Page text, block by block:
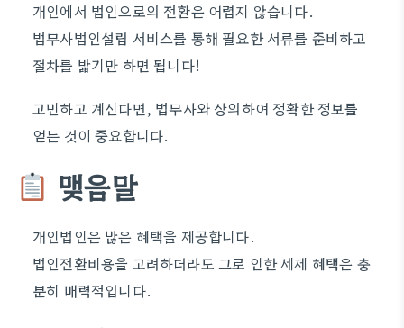
개인에서 법인으로의 전환은 어렵지 않습니다.
법무사법인설립 서비스를 통해 필요한 서류를 준비하고
절차를 밟기만 하면 됩니다!
고민하고 계신다면, 법무사와 상의하여 정확한 정보를
얻는 것이 중요합니다.
맺음말
개인법인은 많은 혜택을 제공합니다.
법인전환비용을 고려하더라도 그로 인한 세제 혜택은 충
분히 매력적입니다.